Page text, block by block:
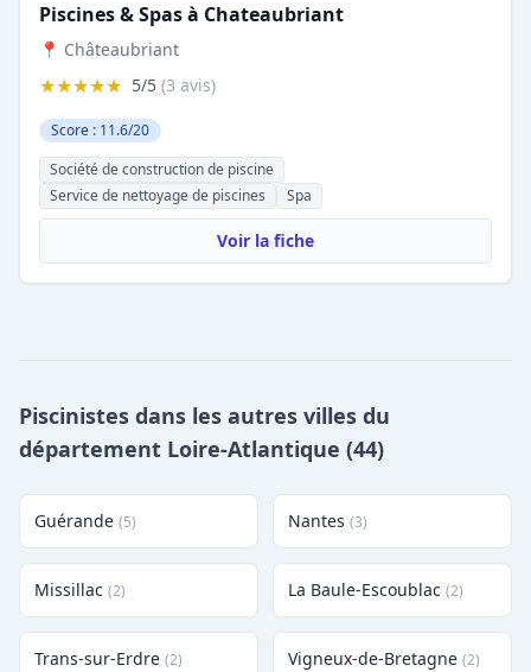
Piscines & Spas à Chateaubriant
📍 Châteaubriant
★★★★★ 5/5 (3 avis)
Score : 11.6/20
Société de construction de piscine
Service de nettoyage de piscines
Spa
Voir la fiche
Piscinistes dans les autres villes du
département Loire-Atlantique (44)
Guérande (5) Nantes (3)
Missillac (2) La Baule-Escoublac (2)
Trans-sur-Erdre (2) Vigneux-de-Bretagne (2)